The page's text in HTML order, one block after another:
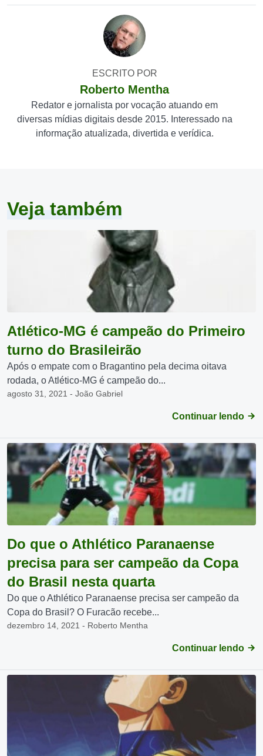
ESCRITO POR
Roberto Mentha
Redator e jornalista por vocação atuando em
diversas mídias digitais desde 2015. Interessado na
informação atualizada, divertida e verídica.
Veja também
Atlético-MG é campeão do Primeiro
turno do Brasileirão
Após o empate com o Bragantino pela decima oitava
rodada, o Atlético-MG é campeão do...
agosto 31, 2021 - João Gabriel
Continuar lendo
Do que o Athlético Paranaense
precisa para ser campeão da Copa
do Brasil nesta quarta
Do que o Athlético Paranaense precisa ser campeão da
Copa do Brasil? O Furacão recebe...
dezembro 14, 2021 - Roberto Mentha
Continuar lendo